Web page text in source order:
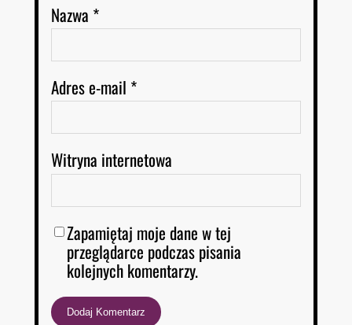
Nazwa *
Adres e-mail *
Witryna internetowa
Zapamiętaj moje dane w tej
przeglądarce podczas pisania
kolejnych komentarzy.